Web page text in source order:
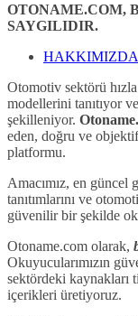
OTONAME.COM,
SAYGILIDIR.
HAKKIMIZDA
Otomotiv sektörü
modellerini tanıtıyor
şekilleniyor.
eden, doğru ve
platformu.
Amacımız, en
tanıtımlarını ve
güvenilir bir şekilde
Otoname.com olarak,
Okuyucularımızın
sektördeki kaynakları
içerikleri üretiyoruz.